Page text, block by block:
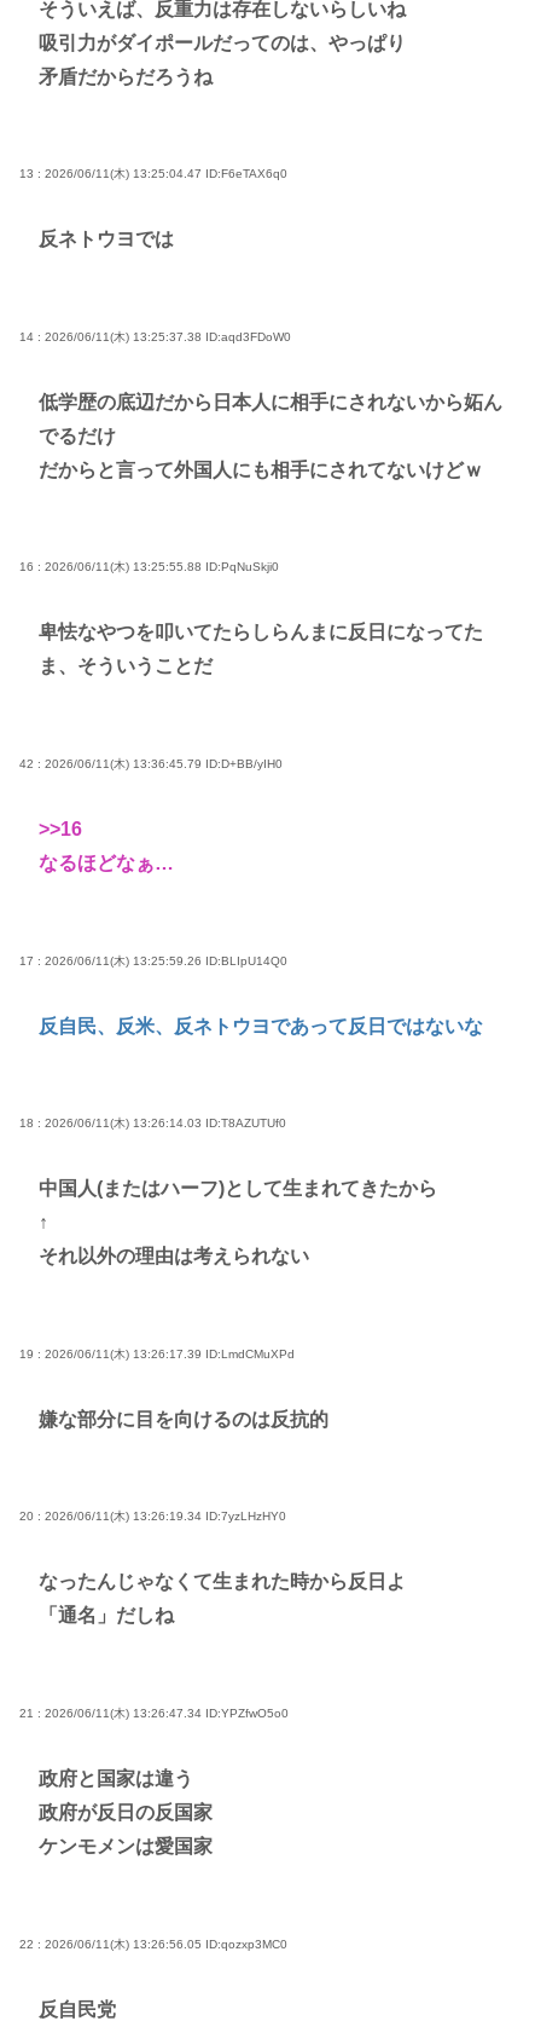
そういえば、反重力は存在しないらしいね
吸引力がダイポールだってのは、やっぱり
矛盾だからだろうね
13 : 2026/06/11(木) 13:25:04.47 ID:F6eTAX6q0
反ネトウヨでは
14 : 2026/06/11(木) 13:25:37.38 ID:aqd3FDoW0
低学歴の底辺だから日本人に相手にされないから妬ん
でるだけ
だからと言って外国人にも相手にされてないけどｗ
16 : 2026/06/11(木) 13:25:55.88 ID:PqNuSkji0
卑怯なやつを叩いてたらしらんまに反日になってた
ま、そういうことだ
42 : 2026/06/11(木) 13:36:45.79 ID:D+BB/yIH0
>>16
なるほどなぁ…
17 : 2026/06/11(木) 13:25:59.26 ID:BLIpU14Q0
反自民、反米、反ネトウヨであって反日ではないな
18 : 2026/06/11(木) 13:26:14.03 ID:T8AZUTUf0
中国人(またはハーフ)として生まれてきたから
↑
それ以外の理由は考えられない
19 : 2026/06/11(木) 13:26:17.39 ID:LmdCMuXPd
嫌な部分に目を向けるのは反抗的
20 : 2026/06/11(木) 13:26:19.34 ID:7yzLHzHY0
なったんじゃなくて生まれた時から反日よ
「通名」だしね
21 : 2026/06/11(木) 13:26:47.34 ID:YPZfwO5o0
政府と国家は違う
政府が反日の反国家
ケンモメンは愛国家
22 : 2026/06/11(木) 13:26:56.05 ID:qozxp3MC0
反自民党